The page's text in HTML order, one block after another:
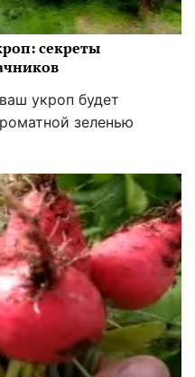
секреты
укроп будет
зеленью